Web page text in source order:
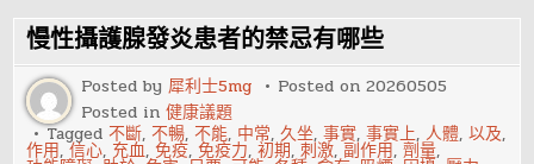
高
潮
的
唇
舌
之
戰
慢性攝護腺發炎患者的禁忌有哪些
Posted by犀利士5mg Posted on20260505
Posted in健康議題
Tagged不斷,不暢,不能, 中常,久坐,事實,事實上,人體,以及,
作用,信心, 充血,免疫,免疫力,初期,刺激,副作用,劑量,